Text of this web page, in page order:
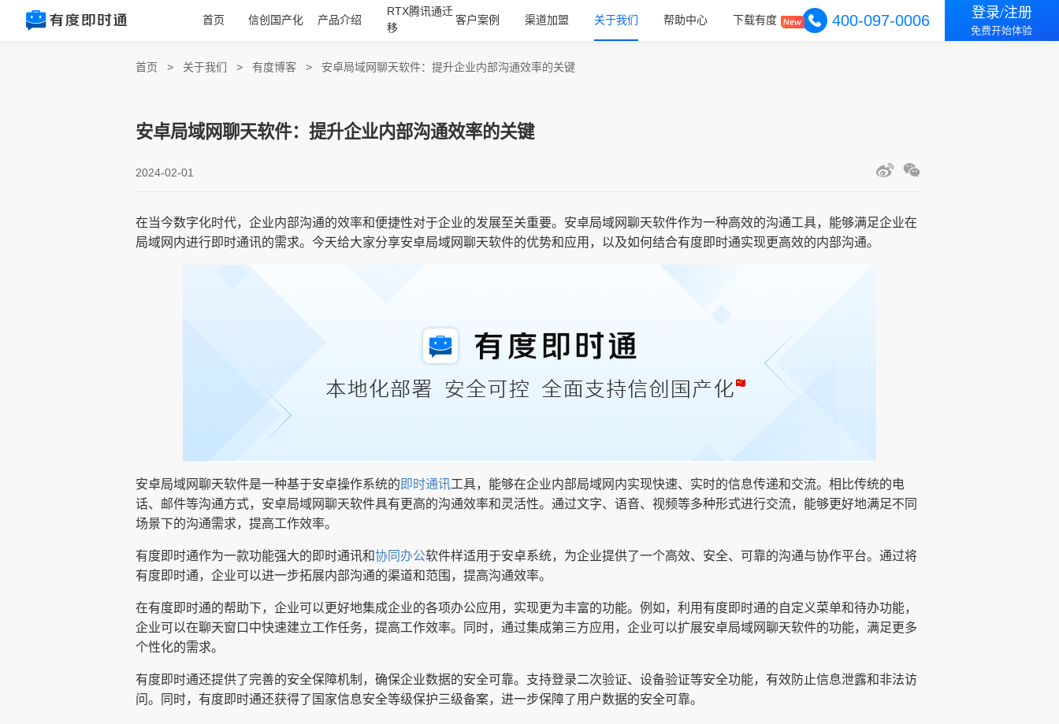
首页 信创国产化 产品介绍
RTX腾讯通迁
移
客户案例 渠道加盟 关于我们 帮助中心 下载有度 400-097-0006 登录/注册
免费开始体验
首页 > 关于我们 > 有度博客 > 安卓局域网聊天软件：提升企业内部沟通效率的关键
安卓局域网聊天软件：提升企业内部沟通效率的关键
2024-02-01
在当今数字化时代，企业内部沟通的效率和便捷性对于企业的发展至关重要。安卓局域网聊天软件作为一种高效的沟通工具，能够满足企业在
局域网内进行即时通讯的需求。今天给大家分享安卓局域网聊天软件的优势和应用，以及如何结合有度即时通实现更高效的内部沟通。
安卓局域网聊天软件是一种基于安卓操作系统的即时通讯工具，能够在企业内部局域网内实现快速、实时的信息传递和交流。相比传统的电
话、邮件等沟通方式，安卓局域网聊天软件具有更高的沟通效率和灵活性。通过文字、语音、视频等多种形式进行交流，能够更好地满足不同
场景下的沟通需求，提高工作效率。
有度即时通作为一款功能强大的即时通讯和协同办公软件样适用于安卓系统，为企业提供了一个高效、安全、可靠的沟通与协作平台。通过将
有度即时通，企业可以进一步拓展内部沟通的渠道和范围，提高沟通效率。
在有度即时通的帮助下，企业可以更好地集成企业的各项办公应用，实现更为丰富的功能。例如，利用有度即时通的自定义菜单和待办功能，
企业可以在聊天窗口中快速建立工作任务，提高工作效率。同时，通过集成第三方应用，企业可以扩展安卓局域网聊天软件的功能，满足更多
个性化的需求。
有度即时通还提供了完善的安全保障机制，确保企业数据的安全可靠。支持登录二次验证、设备验证等安全功能，有效防止信息泄露和非法访
问。同时，有度即时通还获得了国家信息安全等级保护三级备案，进一步保障了用户数据的安全可靠。